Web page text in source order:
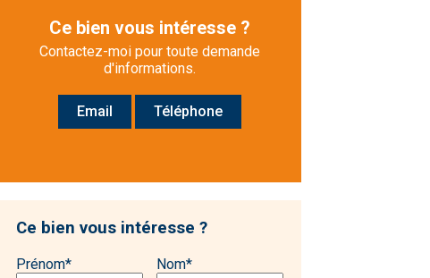
Ce bien vous intéresse ?
Contactez-moi pour toute demande
d'informations.
Email Téléphone
Ce bien vous intéresse ?
Prénom* Nom*